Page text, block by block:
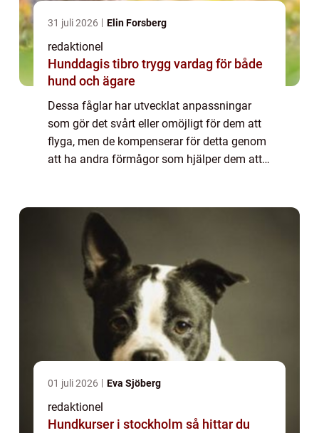
31 juli 2026 Elin Forsberg
redaktionel
Hunddagis tibro trygg vardag för både
hund och ägare
Dessa fåglar har utvecklat anpassningar
som gör det svårt eller omöjligt för dem att
flyga, men de kompenserar för detta genom
att ha andra förmågor som hjälper dem att
01 juli 2026 Eva Sjöberg
redaktionel
Hundkurser i stockholm så hittar du